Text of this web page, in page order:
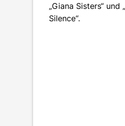
„Giana Sisters“
Silence“.